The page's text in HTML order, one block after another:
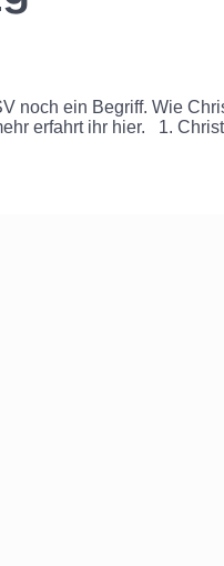
noch ein Begriff. Wie
erfahrt ihr hier. 1.